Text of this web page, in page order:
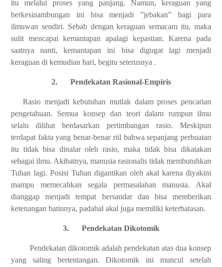
itu melalui proses yang panjang. Namun, keraguan yang
berkesinambungan ini bisa menjadi ”jebakan” bagi para
ilmuwan sendiri. Sebab dengan keraguan semacam itu, maka
sulit mencapai kemantapan apalagi kepastian. Karena pada
saatnya nanti, kemantapan ini bisa digugat lagi menjadi
keraguan di kemudian hari, begitu seterusnya .
2. Pendekatan Rasional-Empiris
Rasio menjadi kebutuhan mutlak dalam proses pencarian
pengetahuan. Semua konsep dan teori dalam rumpun ilmu
selalu dilihat berdasarkan pertimbangan rasio. Meskipun
terdapat fakta yang benar-benar riil bahwa sepanjang perbuatan
itu tidak bisa dinalar oleh rasio, maka tidak bisa dikatakan
sebagai ilmu. Akibatnya, manusia rasionalis tidak membutuhkan
Tuhan lagi. Posisi Tuhan digantikan oleh akal karena diyakini
mampu memecahkan segala permasalahan manusia. Akal
dianggap menjadi tempat bersandar dan bisa memberikan
ketenangan batinnya, padahal akal juga memiliki keterbatasan.
3. Pendekatan Dikotomik
Pendekatan dikotomik adalah pendekatan atas dua konsep
yang saling bertentangan. Dikotomik ini muncul setelah